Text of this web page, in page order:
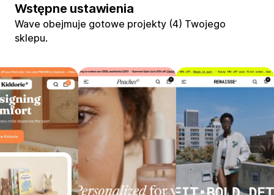
Wstępne ustawienia
Wave obejmuje gotowe projekty (4) Twojego
sklepu.